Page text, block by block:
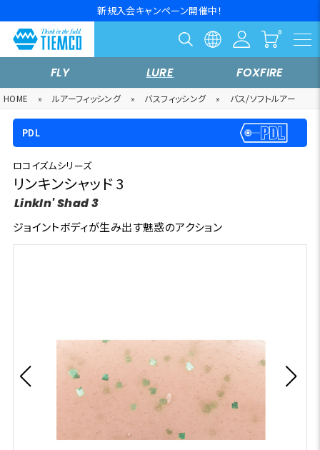
新規入会キャンペーン開催中！
FLY LURE FOXFIRE
HOME » ルアーフィッシング » バスフィッシング » バス/ソフトルアー
PDL
ロコイズムシリーズ
リンキンシャッド 3
LinkIn' Shad 3
ジョイントボディが生み出す魅惑のアクション